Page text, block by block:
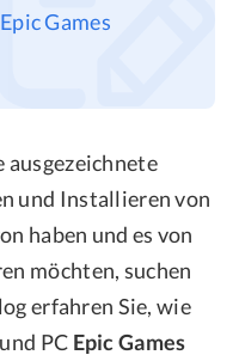
Games
ausgezeichnete
und Installieren von
haben und es von
möchten, suchen
erfahren Sie, wie
PC Epic Games